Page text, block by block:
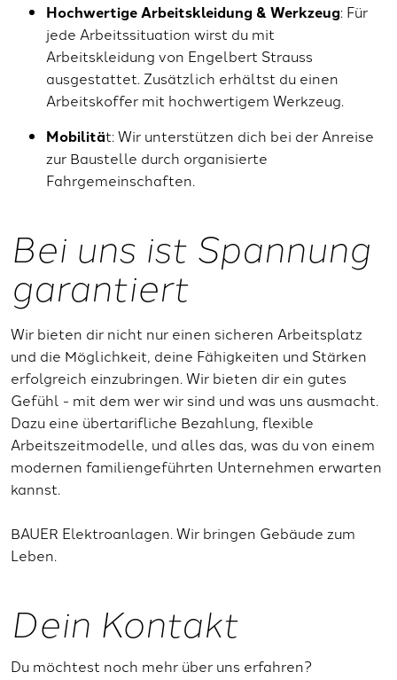
Hochwertige Arbeitskleidung & Werkzeug: Für
jede Arbeitssituation wirst du mit
Arbeitskleidung von Engelbert Strauss
ausgestattet. Zusätzlich erhältst du einen
Arbeitskoffer mit hochwertigem Werkzeug.
Mobilität: Wir unterstützen dich bei der Anreise
zur Baustelle durch organisierte
Fahrgemeinschaften.
Bei uns ist Spannung
garantiert
Wir bieten dir nicht nur einen sicheren Arbeitsplatz
und die Möglichkeit, deine Fähigkeiten und Stärken
erfolgreich einzubringen. Wir bieten dir ein gutes
Gefühl - mit dem wer wir sind und was uns ausmacht.
Dazu eine übertarifliche Bezahlung, flexible
Arbeitszeitmodelle, und alles das, was du von einem
modernen familiengeführten Unternehmen erwarten
kannst.
BAUER Elektroanlagen. Wir bringen Gebäude zum
Leben.
Dein Kontakt
Du möchtest noch mehr über uns erfahren?